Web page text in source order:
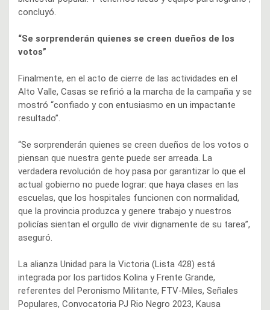
concluyó.
“Se sorprenderán quienes se creen dueños de los
votos”
Finalmente, en el acto de cierre de las actividades en el
Alto Valle, Casas se refirió a la marcha de la campaña y se
mostró “confiado y con entusiasmo en un impactante
resultado”.
“Se sorprenderán quienes se creen dueños de los votos o
piensan que nuestra gente puede ser arreada. La
verdadera revolución de hoy pasa por garantizar lo que el
actual gobierno no puede lograr: que haya clases en las
escuelas, que los hospitales funcionen con normalidad,
que la provincia produzca y genere trabajo y nuestros
policías sientan el orgullo de vivir dignamente de su tarea”,
aseguró.
La alianza Unidad para la Victoria (Lista 428) está
integrada por los partidos Kolina y Frente Grande,
referentes del Peronismo Militante, FTV-Miles, Señales
Populares, Convocatoria PJ Rio Negro 2023, Kausa